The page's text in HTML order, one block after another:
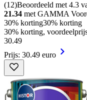
(12)Beoordeeld met 4.3
21.34 met GAMMA
30% korting30% korting
30% korting,
30.49
Prijs: 30.49 euro